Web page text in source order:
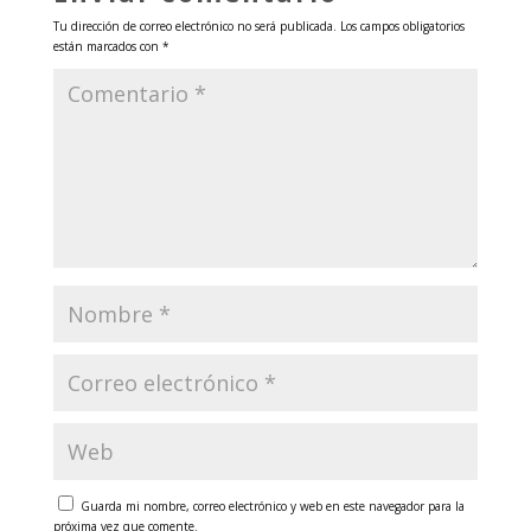
Tu dirección de correo electrónico no será publicada. Los campos obligatorios
están marcados con *
Guarda mi nombre, correo electrónico y web en este navegador para la
próxima vez que comente.